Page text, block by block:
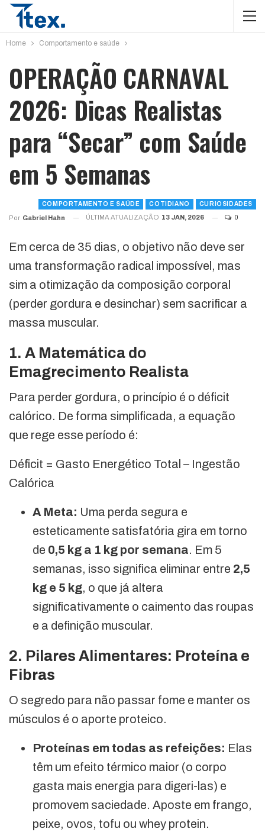
Home Comportamento e saúde
OPERAÇÃO CARNAVAL
2026: Dicas Realistas
para “Secar” com Saúde
em 5 Semanas
COMPORTAMENTO E SAÚDE COTIDIANO CURIOSIDADES
Por Gabriel Hahn ÚLTIMA ATUALIZAÇÃO 13 JAN, 2026 0
Em cerca de 35 dias, o objetivo não deve ser
uma transformação radical impossível, mas
sim a otimização da composição corporal
(perder gordura e desinchar) sem sacrificar a
massa muscular.
1. A Matemática do
Emagrecimento Realista
Para perder gordura, o princípio é o déficit
calórico. De forma simplificada, a equação
que rege esse período é:
Déficit = Gasto Energético Total – Ingestão
Calórica
A Meta: Uma perda segura e
esteticamente satisfatória gira em torno
de 0,5 kg a 1 kg por semana. Em 5
semanas, isso significa eliminar entre 2,5
kg e 5 kg, o que já altera
significativamente o caimento das roupas
e a definição muscular.
2. Pilares Alimentares: Proteína e
Fibras
O segredo para não passar fome e manter os
músculos é o aporte proteico.
Proteínas em todas as refeições: Elas
têm um efeito térmico maior (o corpo
gasta mais energia para digeri-las) e
promovem saciedade. Aposte em frango,
peixe, ovos, tofu ou whey protein.